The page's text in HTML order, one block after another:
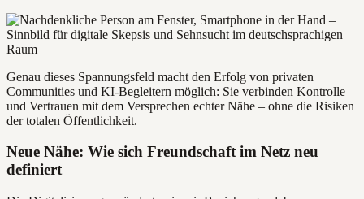
Genau dieses Spannungsfeld macht den Erfolg von privaten
Communities und KI-Begleitern möglich: Sie verbinden Kontrolle
und Vertrauen mit dem Versprechen echter Nähe – ohne die Risiken
der totalen Öffentlichkeit.
Neue Nähe: Wie sich Freundschaft im Netz neu
definiert